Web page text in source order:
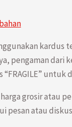
kardus
pengaman dari
“FRAGILE” untuk
grosir atau
pesan atau